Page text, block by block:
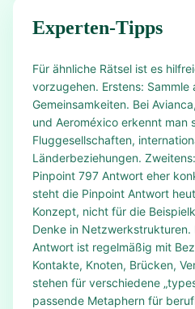
Experten-Tipps
Für ähnliche Rätsel ist es
vorzugehen. Erstens:
Gemeinsamkeiten. Bei
und Aeroméxico erkennt man
Fluggesellschaften,
Länderbeziehungen.
Pinpoint 797 Antwort eher
steht die Pinpoint Antwort
Konzept, nicht für die
Denke in Netzwerkstrukturen.
Antwort ist regelmäßig mit
Kontakte, Knoten, Brücken,
stehen für verschiedene
passende Metaphern für